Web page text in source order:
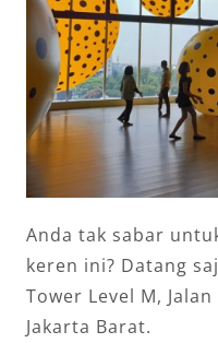
Anda tak sabar
keren ini? Datang
Tower Level M,
Jakarta Barat.